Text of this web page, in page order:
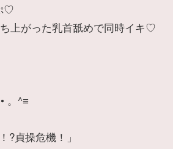
♡
上がった乳首舐めで同時イキ♡
。^≡
?貞操危機！」